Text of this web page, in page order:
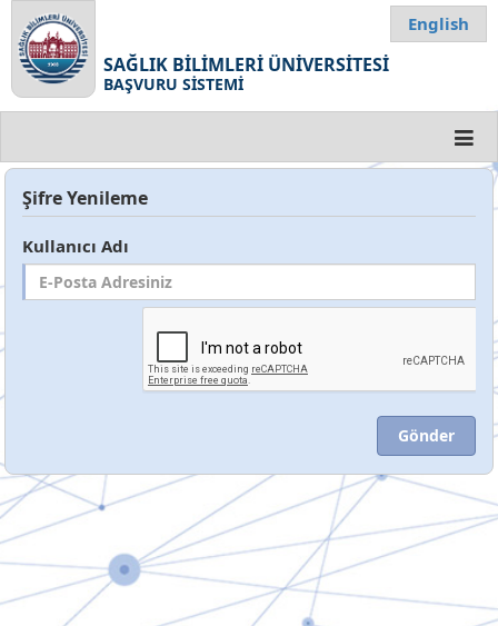
SAĞLIK BİLİMLERİ ÜNİVERSİTESİ
BAŞVURU SİSTEMİ
English
Şifre Yenileme
Kullanıcı Adı
Gönder